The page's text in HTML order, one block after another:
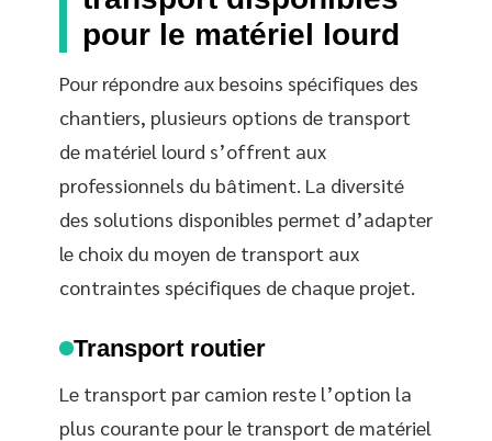
pour le matériel lourd
Pour répondre aux besoins spécifiques des
chantiers, plusieurs options de transport
de matériel lourd s’offrent aux
professionnels du bâtiment. La diversité
des solutions disponibles permet d’adapter
le choix du moyen de transport aux
contraintes spécifiques de chaque projet.
Transport routier
Le transport par camion reste l’option la
plus courante pour le transport de matériel